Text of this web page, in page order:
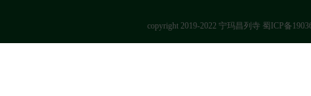
copyright 2019-2022 宁玛昌列寺 蜀ICP备